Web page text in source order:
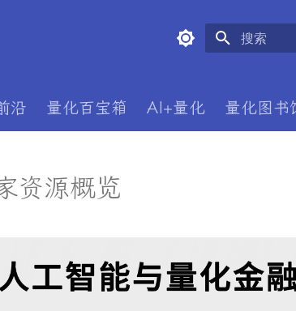
沿 量化百宝箱 AI+量化 量化图书
资源概览